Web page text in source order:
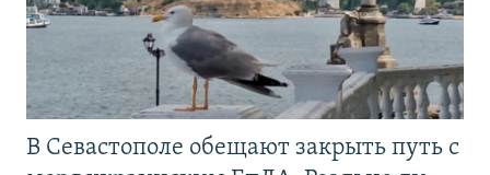
В Севастополе обещают закрыть путь с